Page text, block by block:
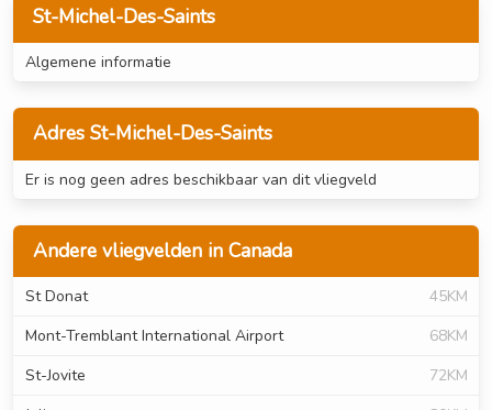
St-Michel-Des-Saints
Algemene informatie
Adres St-Michel-Des-Saints
Er is nog geen adres beschikbaar van dit vliegveld
Andere vliegvelden in Canada
St Donat
45KM
Mont-Tremblant International Airport
68KM
St-Jovite
72KM